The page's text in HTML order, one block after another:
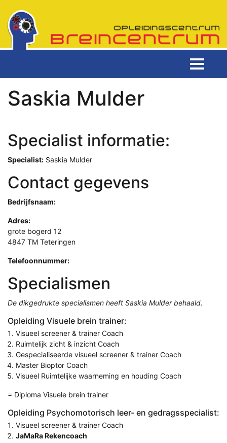
Saskia Mulder
Specialist informatie:
Specialist: Saskia Mulder
Contact gegevens
Bedrijfsnaam:
Adres:
grote bogerd 12
4847 TM Teteringen
Telefoonnummer:
Specialismen
De dikgedrukte specialismen heeft Saskia Mulder behaald.
Opleiding Visuele brein trainer:
Visueel screener & trainer Coach
Ruimtelijk zicht & inzicht Coach
Gespecialiseerde visueel screener & trainer Coach
Master Bioptor Coach
Visueel Ruimtelijke waarneming en houding Coach
= Diploma Visuele brein trainer
Opleiding Psychomotorisch leer- en gedragsspecialist:
Visueel screener & trainer Coach
JaMaRa Rekencoach